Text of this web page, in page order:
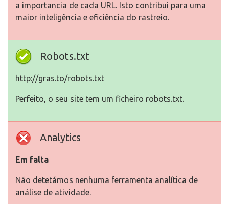
a importancia de cada URL. Isto contribui para uma
maior inteligência e eficiência do rastreio.
Robots.txt
http://gras.to/robots.txt
Perfeito, o seu site tem um ficheiro robots.txt.
Analytics
Em falta
Não detetámos nenhuma ferramenta analítica de
análise de atividade.